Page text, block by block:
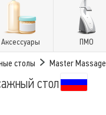
Аксессуары ПМО
столы Master Massage
стол